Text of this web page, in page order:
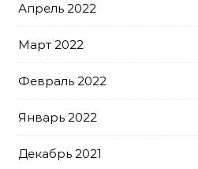
Апрель 2022
Март 2022
Февраль 2022
Январь 2022
Декабрь 2021